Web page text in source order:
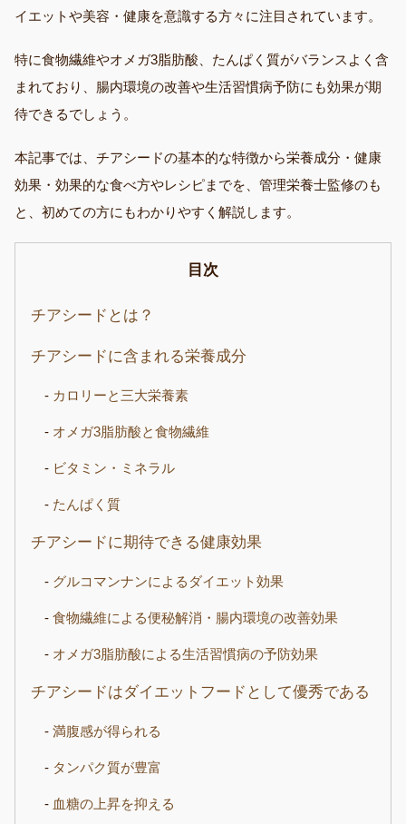
イエットや美容・健康を意識する方々に注目されています。
特に食物繊維やオメガ3脂肪酸、たんぱく質がバランスよく含
まれており、腸内環境の改善や生活習慣病予防にも効果が期
待できるでしょう。
本記事では、チアシードの基本的な特徴から栄養成分・健康
効果・効果的な食べ方やレシピまでを、管理栄養士監修のも
と、初めての方にもわかりやすく解説します。
目次
チアシードとは？
チアシードに含まれる栄養成分
カロリーと三大栄養素
オメガ3脂肪酸と食物繊維
ビタミン・ミネラル
たんぱく質
チアシードに期待できる健康効果
グルコマンナンによるダイエット効果
食物繊維による便秘解消・腸内環境の改善効果
オメガ3脂肪酸による生活習慣病の予防効果
チアシードはダイエットフードとして優秀である
満腹感が得られる
タンパク質が豊富
血糖の上昇を抑える